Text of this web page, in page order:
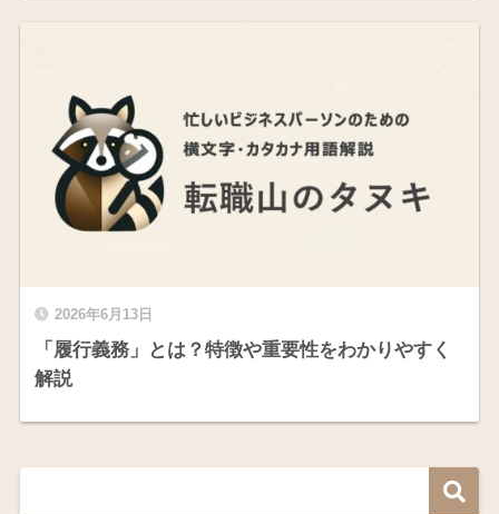
2026年6月13日
「履行義務」とは？特徴や重要性をわかりやすく
解説